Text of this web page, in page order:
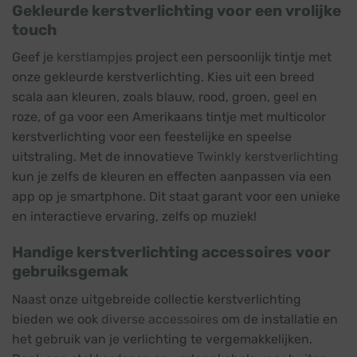
Gekleurde kerstverlichting voor een vrolijke
touch
Geef je kerstlampjes project een persoonlijk tintje met
onze gekleurde kerstverlichting. Kies uit een breed
scala aan kleuren, zoals blauw, rood, groen, geel en
roze, of ga voor een Amerikaans tintje met multicolor
kerstverlichting voor een feestelijke en speelse
uitstraling. Met de innovatieve Twinkly kerstverlichting
kun je zelfs de kleuren en effecten aanpassen via een
app op je smartphone. Dit staat garant voor een unieke
en interactieve ervaring, zelfs op muziek!
Handige kerstverlichting accessoires voor
gebruiksgemak
Naast onze uitgebreide collectie kerstverlichting
bieden we ook diverse accessoires om de installatie en
het gebruik van je verlichting te vergemakkelijken.